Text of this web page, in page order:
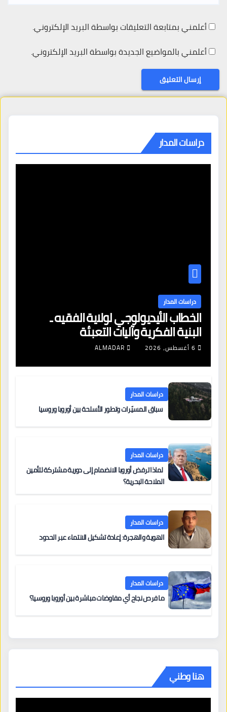
أعلمني بمتابعة التعليقات بواسطة البريد الإلكتروني.
أعلمني بالمواضيع الجديدة بواسطة البريد الإلكتروني.
دراسات المدار
دراسات المدار
الخطاب الأيديولوجي لولاية الفقيه ـ
البنية الفكرية وآليات التعبئة
6 أغسطس، 2026 ALMADAR
دراسات المدار
سباق المسيّرات وتطور الأسلحة بين أوروبا وروسيا
دراسات المدار
لماذا ترفض أوروبا الانضمام إلى دورية مشتركة لتأمين
الملاحة البحرية؟
دراسات المدار
الهوية والهجرة: إعادة تشكيل الانتماء عبر الحدود
دراسات المدار
ما فرص نجاح أي مفاوضات مباشرة بين أوروبا وروسيا؟
هنا وطني